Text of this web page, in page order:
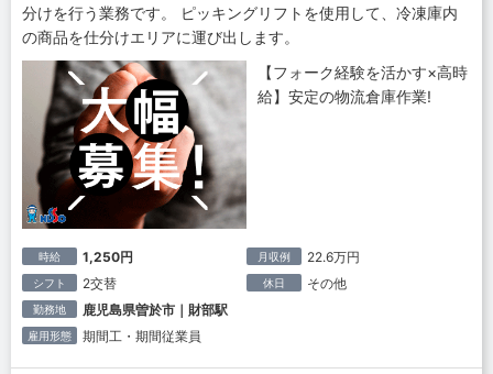
分けを行う業務です。 ピッキングリフトを使用して、冷凍庫内
の商品を仕分けエリアに運び出します。
【フォーク経験を活かす×高時
給】安定の物流倉庫作業!
時給 1,250円 月収例 22.6万円
シフト 2交替 休日 その他
勤務地 鹿児島県曽於市｜財部駅
雇用形態 期間工・期間従業員